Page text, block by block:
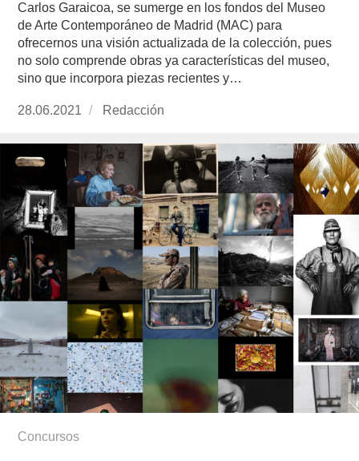
Carlos Garaicoa, se sumerge en los fondos del Museo
de Arte Contemporáneo de Madrid (MAC) para
ofrecernos una visión actualizada de la colección, pues
no solo comprende obras ya características del museo,
sino que incorpora piezas recientes y…
Publicado
28.06.2021 https://www.experimenta.es/author/redaccion/
Redacción
Concursos